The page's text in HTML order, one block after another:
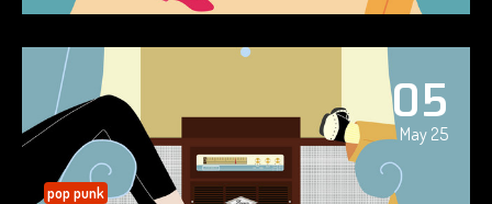
05
May 25
pop punk